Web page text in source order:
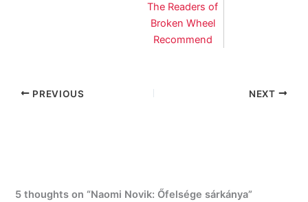
The Readers of
Broken Wheel
Recommend
PREVIOUS NEXT
5 thoughts on “Naomi Novik: Őfelsége sárkánya”